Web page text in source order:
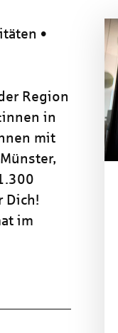
•
Region
in
mit
Dich!
im